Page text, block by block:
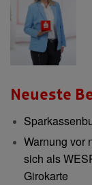
Neueste
Warnung vor
sich als
Girokarte